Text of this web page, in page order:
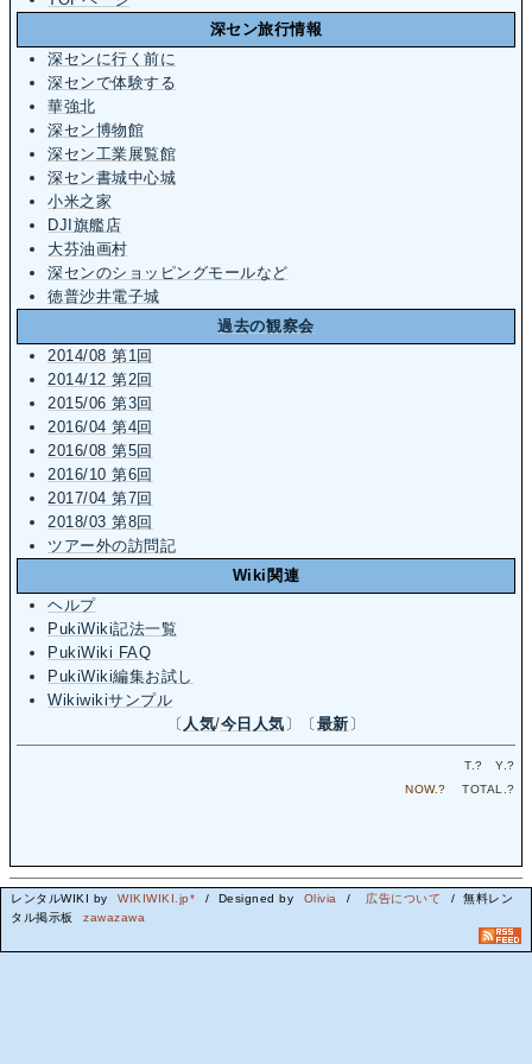
深セン旅行情報
深センに行く前に
深センで体験する
華強北
深セン博物館
深セン工業展覧館
深セン書城中心城
小米之家
DJI旗艦店
大芬油画村
深センのショッピングモールなど
徳普沙井電子城
過去の観察会
2014/08 第1回
2014/12 第2回
2015/06 第3回
2016/04 第4回
2016/08 第5回
2016/10 第6回
2017/04 第7回
2018/03 第8回
ツアー外の訪問記
Wiki関連
ヘルプ
PukiWiki記法一覧
PukiWiki FAQ
PukiWiki編集お試し
Wikiwikiサンプル
〔 人気/今日人気 〕〔 最新 〕
T.? Y.?
NOW.? TOTAL.?
レンタルWIKI by WIKIWIKI.jp* / Designed by Olivia / 広告について
/ 無料レン
タル掲示板
zawazawa